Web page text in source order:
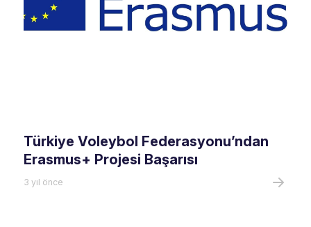
Türkiye Voleybol Federasyonu’ndan
Erasmus+ Projesi Başarısı
3 yıl önce